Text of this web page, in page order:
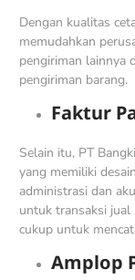
Dengan kualitas
memudahkan
pengiriman lainnya
pengiriman barang.
Faktur
Selain itu, PT
yang memiliki
administrasi dan
untuk transaksi jual
cukup untuk
Amplop